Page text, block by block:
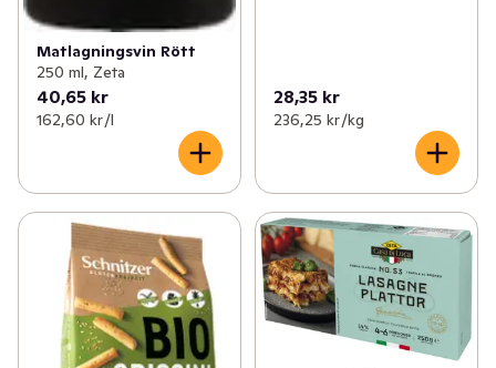
Matlagningsvin Rött
250 ml, Zeta
40,65 kr
162,60 kr /l
28,35 kr
236,25 kr /kg